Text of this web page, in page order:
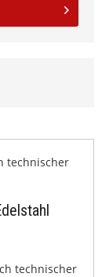
technischer
technischer